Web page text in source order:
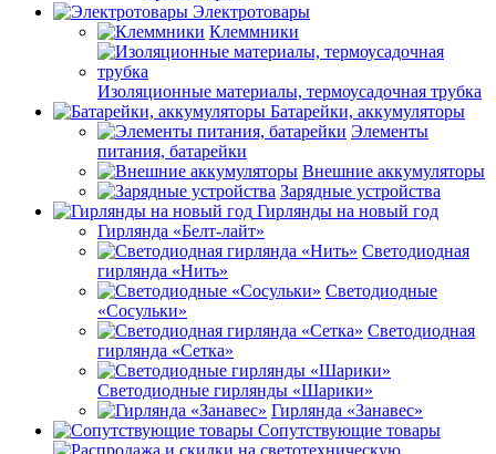
Электротовары
Клеммники
Изоляционные материалы, термоусадочная трубка
Батарейки, аккумуляторы
Элементы
питания, батарейки
Внешние аккумуляторы
Зарядные устройства
Гирлянды на новый год
Гирлянда «Белт-лайт»
Светодиодная
гирлянда «Нить»
Светодиодные
«Сосульки»
Светодиодная
гирлянда «Сетка»
Светодиодные гирлянды «Шарики»
Гирлянда «Занавес»
Сопутствующие товары